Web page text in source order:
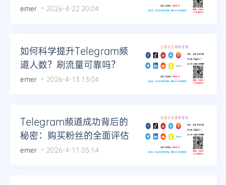
emer 2026-4-22 20:04
如何科学提升Telegram频
道人数？刷流量可靠吗？
emer 2026-4-13 13:04
Telegram频道成功背后的
秘密：购买粉丝的全面评估
emer 2026-4-11 05:14